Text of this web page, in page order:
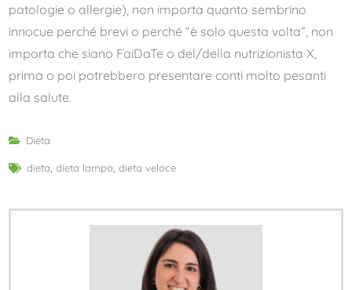
patologie o allergie), non importa quanto sembrino
innocue perché brevi o perché “è solo questa volta”, non
importa che siano FaiDaTe o del/della nutrizionista X,
prima o poi potrebbero presentare conti molto pesanti
alla salute.
Dieta
dieta dieta lampo dieta veloce